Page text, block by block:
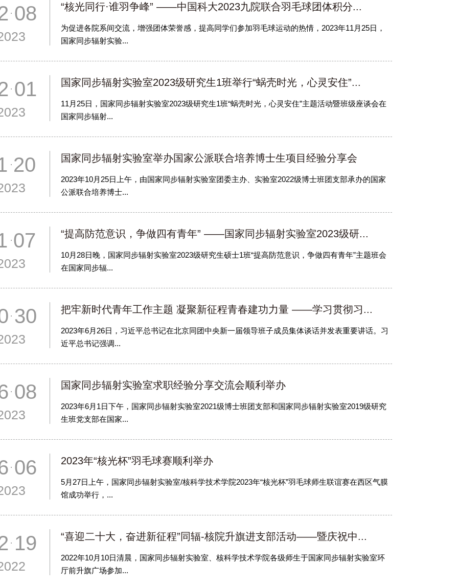
08 “核光同行·谁羽争峰” ——中国科大2023九院联合羽毛球团体积分...
为促进各院系间交流，增强团体荣誉感，提高同学们参加羽毛球运动的热情，2023年11月25日，
国家同步辐射实验...
01 国家同步辐射实验室2023级研究生1班举行“蜗壳时光，心灵安住”...
11月25日，国家同步辐射实验室2023级研究生1班“蜗壳时光，心灵安住”主题活动暨班级座谈会在
国家同步辐射...
20 国家同步辐射实验室举办国家公派联合培养博士生项目经验分享会
2023年10月25日上午，由国家同步辐射实验室团委主办、实验室2022级博士班团支部承办的国家
公派联合培养博士...
07 “提高防范意识，争做四有青年” ——国家同步辐射实验室2023级研...
10月28日晚，国家同步辐射实验室2023级研究生硕士1班“提高防范意识，争做四有青年”主题班会
在国家同步辐...
30 把牢新时代青年工作主题 凝聚新征程青春建功力量 ——学习贯彻习...
2023年6月26日，习近平总书记在北京同团中央新一届领导班子成员集体谈话并发表重要讲话。习
近平总书记强调...
08 国家同步辐射实验室求职经验分享交流会顺利举办
2023年6月1日下午，国家同步辐射实验室2021级博士班团支部和国家同步辐射实验室2019级研究
生班党支部在国家...
06 2023年“核光杯”羽毛球赛顺利举办
5月27日上午，国家同步辐射实验室/核科学技术学院2023年“核光杯”羽毛球师生联谊赛在西区气膜
馆成功举行，...
19 “喜迎二十大，奋进新征程”同辐-核院升旗进支部活动——暨庆祝中...
2022年10月10日清晨，国家同步辐射实验室、核科学技术学院各级师生于国家同步辐射实验室环
厅前升旗广场参加...